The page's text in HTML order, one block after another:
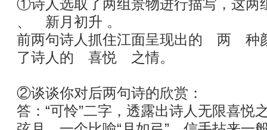
①诗人选取了两组景物进行描写，这
、 新月初升 。
前两句诗人抓住江面呈现出的 两 种
了诗人的 喜悦 之情。
②谈谈你对后两句诗的欣赏：
答：“可怜”二字，透露出诗人无限喜悦